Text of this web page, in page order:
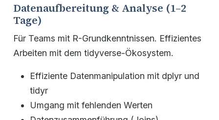
Datenaufbereitung & Analyse (1–2
Tage)
Für Teams mit R-Grundkenntnissen. Effizientes
Arbeiten mit dem tidyverse-Ökosystem.
Effiziente Datenmanipulation mit dplyr und
tidyr
Umgang mit fehlenden Werten